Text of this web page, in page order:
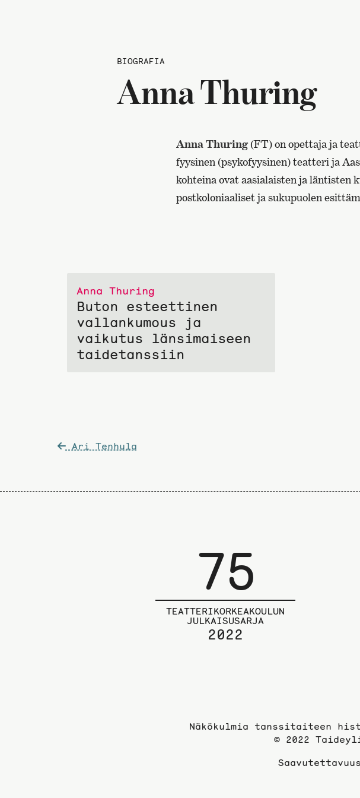
BIOGRAFIA
Anna Thuring
Anna Thuring(FT) on opettaja ja
fyysinen (psykofyysinen) teatteri ja
kohteina ovat aasialaisten ja
postkoloniaaliset ja sukupuolen
Anna Thuring
Buton esteettinen
vallankumous ja
vaikutus länsimaiseen
taidetanssiin
Artikkelien
Ari Tenhula
75
TEATTERIKORKEAKOULUN
JULKAISUSARJA
2022
Näkökulmia tanssitaiteen
© 2022